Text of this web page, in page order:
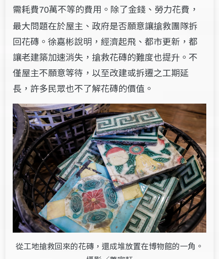
需耗費70萬不等的費用。除了金錢、勞力花費，
最大問題在於屋主、政府是否願意讓搶救團隊拆
回花磚。徐嘉彬說明，經濟起飛、都市更新，都
讓老建築加速消失，搶救花磚的難度也提升。不
僅屋主不願意等待，以至改建或拆遷之工期延
長，許多民眾也不了解花磚的價值。
從工地搶救回來的花磚，還成堆放置在博物館的一角。